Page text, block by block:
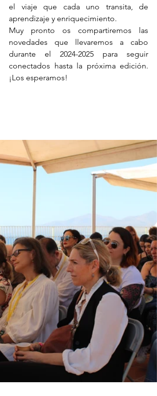
el viaje que cada uno transita, de
aprendizaje y enriquecimiento.
Muy pronto os compartiremos las
novedades que llevaremos a cabo
durante el 2024-2025 para seguir
conectados hasta la próxima edición.
¡Los esperamos!